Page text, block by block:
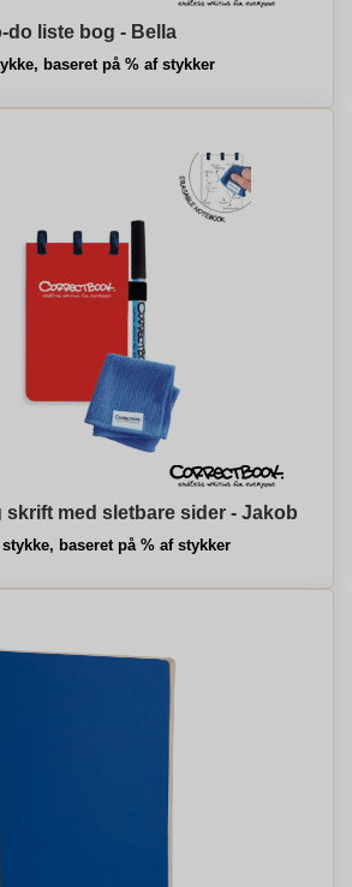
do liste bog - Bella
baseret på % af stykker
skrift med sletbare sider - Jakob
stykke, baseret på % af stykker